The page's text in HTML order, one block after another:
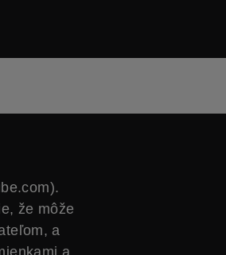
že môže
a
a